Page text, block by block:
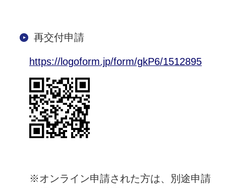
再交付申請
https://logoform.jp/form/gkP6/1512895
※オンライン申請された方は、別途申請